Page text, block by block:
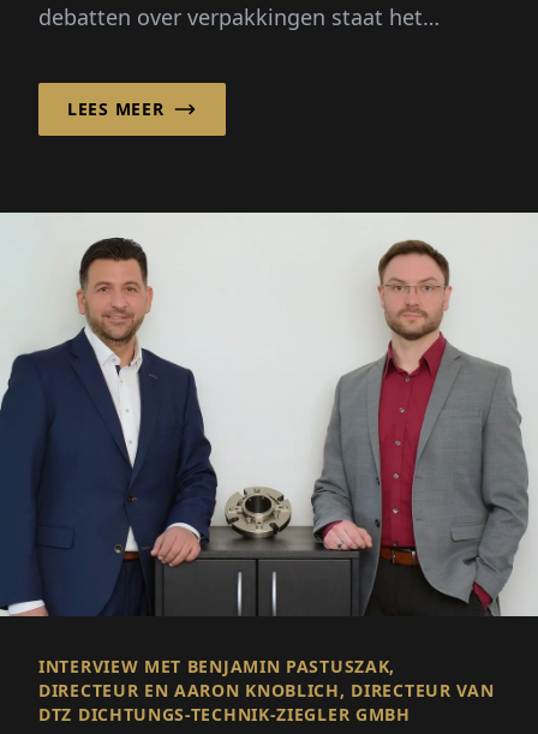
debatten over verpakkingen staat het
recyclebaar...
LEES MEER
INTERVIEW MET BENJAMIN PASTUSZAK,
DIRECTEUR EN AARON KNOBLICH, DIRECTEUR VAN
DTZ DICHTUNGS-TECHNIK-ZIEGLER GMBH